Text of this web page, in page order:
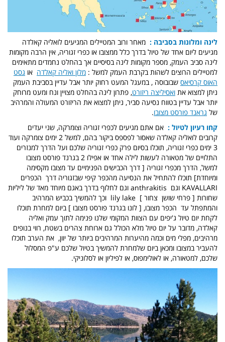
לינה ומלונות בסביבה : מאחר ורוב המטיילים המגיעים לואליה קאלדה
מגיעים ליום אחד של טיול בדרך כלל ממצובו או כפרי זגוריה, אין הרבה מקומות
לינה סביב העמק, מספר מקומות לינה בסיסיים אך בהחלט נחמדים מתאימים
למטיילים הרוצים לשהות בקרבת העמק למשל : מלון ואליה קאלדה או גסט
האוס קרסיאס שבובוסה , במעגל המעט רחוק יותר אבל עדיין בסביבת העמק
ניתן למצוא את ואסיליצה ריזורט, פתרון לינה בהחלט מצויין ונח ומעט מרוחק
יותר אבל עדיין בטווח נסיעה סביר, ניתן למצוא את הריזורט המעולה והמרהיב
של גראנד פורסט מצובו.
קחו רעיון לטיול : אם אתם מגיעים לכפרי זגוריה וצומרקה, שני יעדים
קרובים לואליה קאלדה שאסור לפספס ביקור בהם, למשל 2 ימים צומרקה ועוד
3 ימים כפרי זגוריה, תוכלו בסיום פרק כפרי זגוריה שלכם ועל הדרך למנזרים
התלויים של מטאורה לעשות לילה אחד או אפילו 2 בגרנד פורסט מצובו
למשל, הדרך מכפרי זגוריה [ דרך הכבישים הפנימיים עד מצובו מקסימה
ומיוחדת] תוכלו להתחיל את הנסיעה מהכפר קיפי שבזגוריה דרך הכפרים
KAVALLARI וגם anthrakitis וגם לחלוף בדרך באגם מיוחד מאד של ליליות
שחורות [ פרחי שושן צחור ] lily lake וכך להמשיך בכביש המרהיב
והמתפתל עד הכפר מצובו, [ לונו בגרנד פורסט מצובו ] ביום למחרת תוכלו
לקחת יום טיול ג'יפים עם הצוות המקומי שלנו פנימה לתוך עמק ואליה
קאלדה, מדובר על יום טיול מלא הכולל גם ארוחת צהרים בשטח, רווי בנופים
מרהיבים, מפלי מים וכמה מהיערות המרהיבים ביותר של יוון, את הערב תוכלו
להעביר במצובו ומכאן ביום שלמחרת להמשיך בטיול שלכם ע"פ המסלול
שלכם, למטאורה, או לאולימפוס, או לפיליון או לסלוניקי.